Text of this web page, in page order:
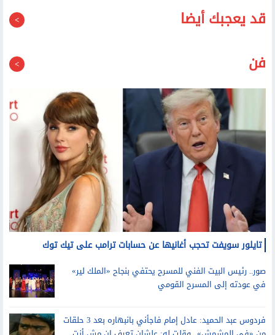
قد يعجبك أيضا
تايلور سويفت تحجب أغانيها عن حسابات ترامب على تيك توك
صور.. رئيس البيت الفني للمسرح يحتفي بنجاح «الملك لير»
في عودته إلى المسرح القومي